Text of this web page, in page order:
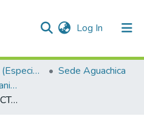
Log In (current)
Trabajos de Grado (Especializaciones y Pregrados)
Sede Aguachica
Ingeniería Ambiental Y Sanitaria
EVALUACIÓN DEL EFECTO ALELOPÁTICO PRODUCIDO POR EL ACEITE ESENCIAL DE NONI (Morinda citrifolia), SOBRE LOS ECTOPARÁSITOS (Stomoxys calcitrans & Haematobia irritans) INFLUYENTES EN LA GANADERÍA